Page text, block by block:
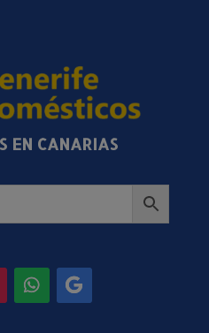
EN CANARIAS